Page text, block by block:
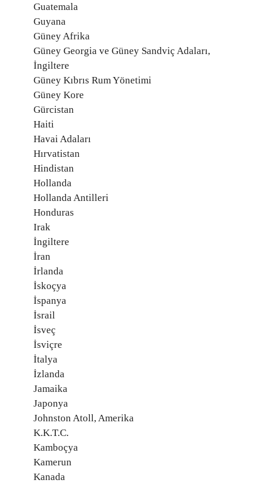
Guatemala
Guyana
Güney Afrika
Güney Georgia ve Güney Sandviç Adaları,
İngiltere
Güney Kıbrıs Rum Yönetimi
Güney Kore
Gürcistan
Haiti
Havai Adaları
Hırvatistan
Hindistan
Hollanda
Hollanda Antilleri
Honduras
Irak
İngiltere
İran
İrlanda
İskoçya
İspanya
İsrail
İsveç
İsviçre
İtalya
İzlanda
Jamaika
Japonya
Johnston Atoll, Amerika
K.K.T.C.
Kamboçya
Kamerun
Kanada